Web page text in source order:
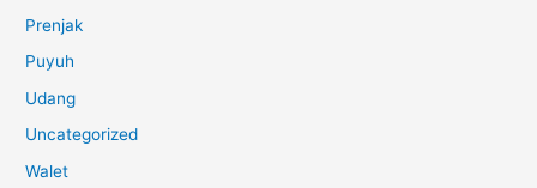
Prenjak
Puyuh
Udang
Uncategorized
Walet